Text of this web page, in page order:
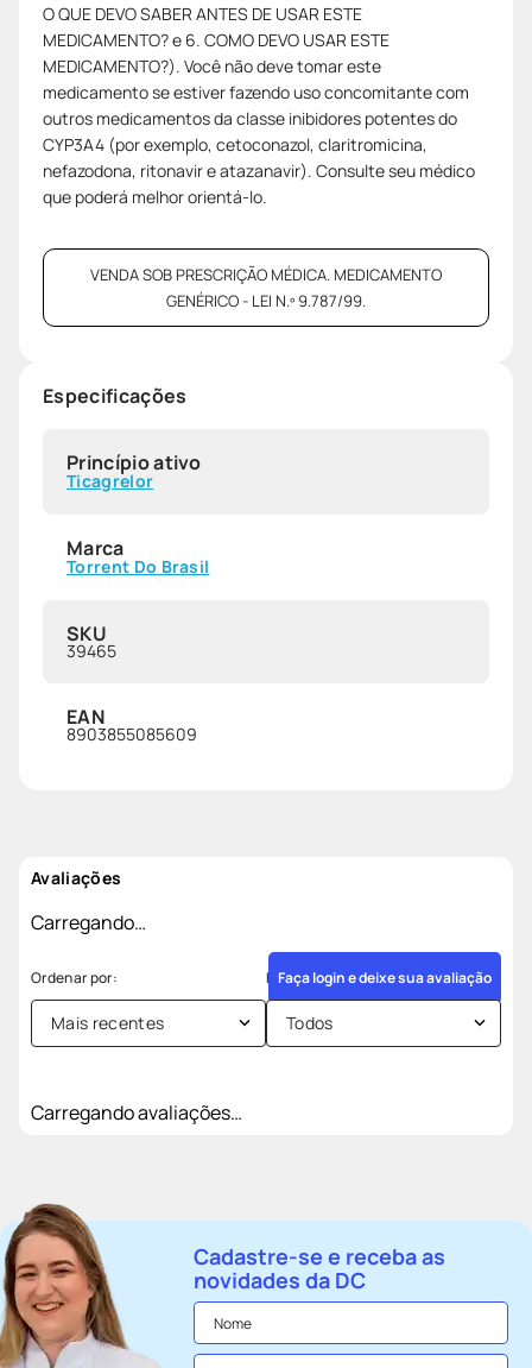
O QUE DEVO SABER ANTES DE USAR ESTE
MEDICAMENTO? e 6. COMO DEVO USAR ESTE
MEDICAMENTO?). Você não deve tomar este
medicamento se estiver fazendo uso concomitante com
outros medicamentos da classe inibidores potentes do
CYP3A4 (por exemplo, cetoconazol, claritromicina,
nefazodona, ritonavir e atazanavir). Consulte seu médico
que poderá melhor orientá-lo.
VENDA SOB PRESCRIÇÃO MÉDICA. MEDICAMENTO
GENÉRICO - LEI N.º 9.787/99.
Especificações
Princípio ativo
Ticagrelor
Marca
Torrent Do Brasil
SKU
39465
EAN
8903855085609
Avaliações
Carregando…
Faça login e deixe sua avaliação
Mais recentes Todos
Carregando avaliações…
Cadastre-se e receba as
novidades da DC